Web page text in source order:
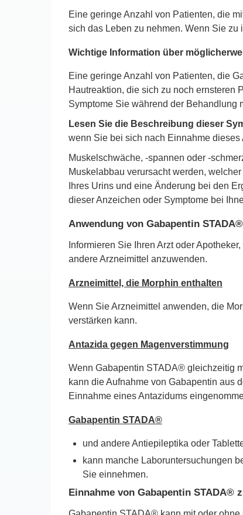
Eine geringe Anzahl von Patienten, die
sich das Leben zu nehmen. Wenn Sie
Wichtige Information über
Eine geringe Anzahl von Patienten, die
Hautreaktion, die sich zu noch ernsteren
Symptome Sie während der Behandlung
Lesen Sie die Beschreibung dieser
wenn Sie bei sich nach Einnahme
Muskelschwäche, -spannen oder -
Muskelabbau verursacht werden,
Ihres Urins und eine Änderung bei den
dieser Anzeichen oder Symptome bei
Anwendung von Gabapentin
Informieren Sie Ihren Arzt oder
andere Arzneimittel anzuwenden.
Arzneimittel, die Morphin enthalten
Wenn Sie Arzneimittel anwenden, die
verstärken kann.
Antazida gegen Magenverstimmung
Wenn Gabapentin STADA® gleichzeitig
kann die Aufnahme von Gabapentin aus
Einnahme eines Antazidums
Gabapentin STADA®
und andere Antiepileptika oder
kann manche Laboruntersuchungen
Sie einnehmen.
Einnahme von Gabapentin STADA®